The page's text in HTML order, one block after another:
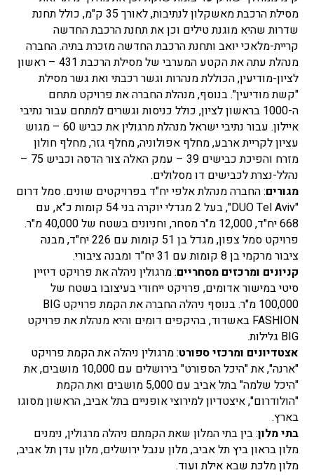
מסילת הרכבת מאשקלון לנתיבות, לאורך 35 ק"מ, כולל תחנת
שדרות שהיא מוגנת טילים וכן את תחנת הרכבת החדשה
קריית-מלאכי יואב ותחנת הרכבת החדשה מזכרת בתיה. החברה
מנהלת עתה את הקטע המערבי של מסילת הרכבת 431 – ראשון
לציון-מודיעין, הכוללת מנהרות וגשר רכבתי ואת גשר מסילת
"קשת מודיעין". בנוסף, מנהלת החברה את פרויקט מתחם
ה-1000 בראשון לציון, כולל כניסות וגשרים למתחם עבור נתיבי
איילון. עבור נתיבי ישראל מנהלת מרגולין את כביש 60 – מגוש
עציון לקריית ארבע, מחלף אפולוניה, מחלף גזר, מחלף חולון
מזרח והפיכת כבישים 39 – עמק האלה צור הדסה וכביש 75 –
נהלל-נצרת לכבישים דו מסלולים.
מגורים: החברה מנהלת אלפי יח"ד בפרויקטים שונים. סמל דרום
"DUO Tel Aviv", בעל 2 מגדלי יוקרה בני 54 קומות כ"א, עם
668 יח"ד, 12,000 מ"ר מסחר, וחניונים בשטח של 40,000 מ"ר.
פרויקט סמל צפון, מגדל בן 51 קומות עם 226 יח"ד, מבנה
ציבור מרקמי בן 8 קומות עם 31 יח"ד ומבנה ציבורי.
קניונים ומרכזים מסחריים: מרגולין ניהלה את פרויקט דיזיין
סיטי במישור אדומים, פרויקט ייחודי בעיצובו בשטח של
100,000 מ"ר. בנוסף ניהלה החברה את הקמת פרויקט BIG
FASHION באשדוד, בהיקפים דומים והיא מנהלת את פרויקט
BIG גלילות.
אצטדיונים ומרכזי ספורט: מרגולין ניהלה את הקמת פרויקט
"ארנה", את "היכל הספורט" בירושלים עם 10,000 מושבים, את
"היכל שלמה" בתל אביב עם 5,000 מושבים ואת הקמת
"הולודרום", איצטדיון למירוצי אופניים בתל אביב, הראשון מסוגו
בארץ.
בתי מלון: בין בתי המלון שאת הקמתם ניהלה מרגולין, נימנים
מלון בראון ביץ תל אביב, מלון ענבל ירושלים, מלון עדן תל אביב,
מלון מלכת שבא אילת ועוד.